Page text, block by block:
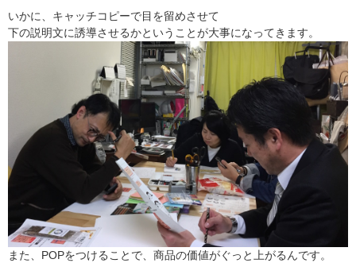
いかに、キャッチコピーで目を留めさせて
下の説明文に誘導させるかということが大事になってきます。
また、POPをつけることで、商品の価値がぐっと上がるんです。